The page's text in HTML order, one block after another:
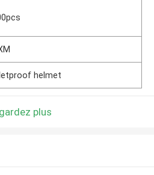
helmet
plus